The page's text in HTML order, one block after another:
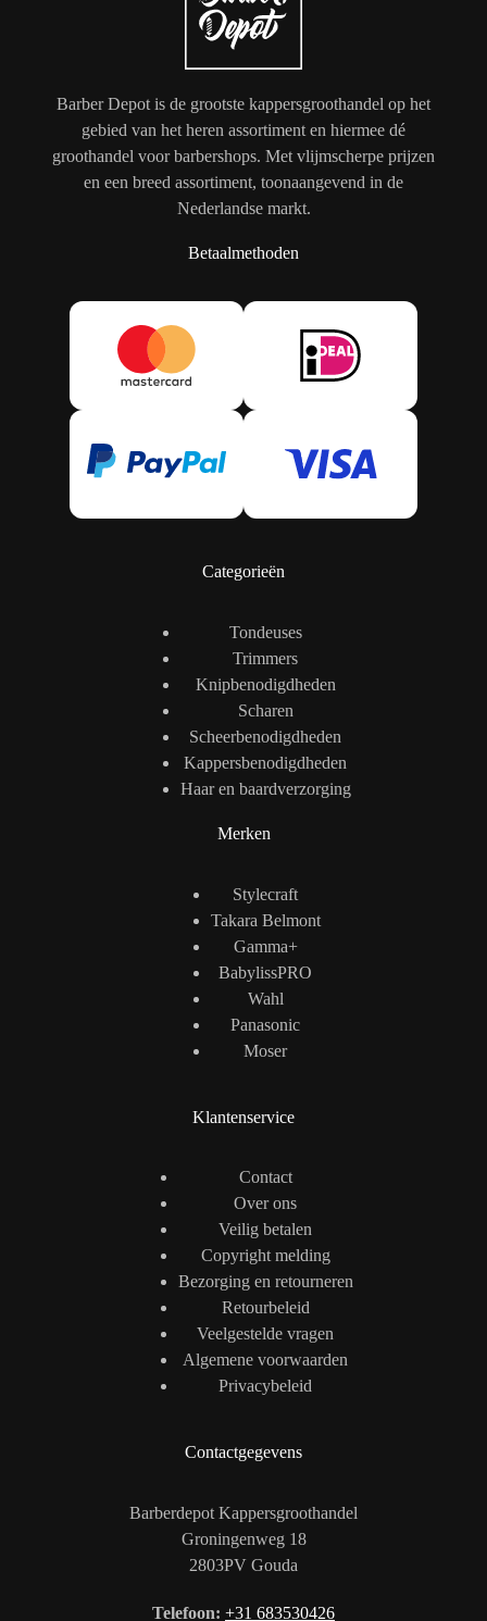
Barber Depot is de grootste kappersgroothandel op het
gebied van het heren assortiment en hiermee dé
groothandel voor barbershops. Met vlijmscherpe prijzen
en een breed assortiment, toonaangevend in de
Nederlandse markt.
Betaalmethoden
Categorieën
Tondeuses
Trimmers
Knipbenodigdheden
Scharen
Scheerbenodigdheden
Kappersbenodigdheden
Haar en baardverzorging
Merken
Stylecraft
Takara Belmont
Gamma+
BabylissPRO
Wahl
Panasonic
Moser
Klantenservice
Contact
Over ons
Veilig betalen
Copyright melding
Bezorging en retourneren
Retourbeleid
Veelgestelde vragen
Algemene voorwaarden
Privacybeleid
Contactgegevens
Barberdepot Kappersgroothandel
Groningenweg 18
2803PV Gouda
Telefoon: +31 683530426